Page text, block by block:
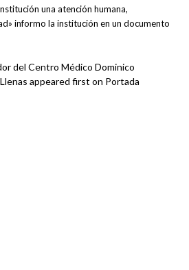
una atención humana,
informo la institución en un documento
del Centro Médico Dominico
appeared first on Portada